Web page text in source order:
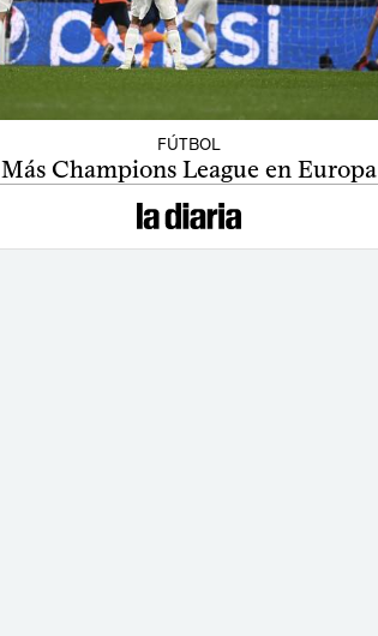
FÚTBOL
Más Champions League en Europa